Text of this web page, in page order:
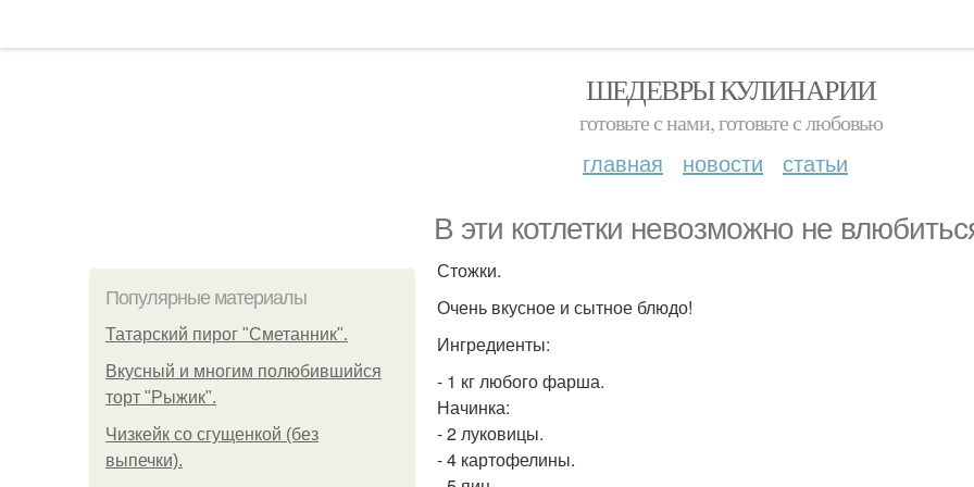
ШЕДЕВРЫ КУЛИНАРИИ
готовьте с нами, готовьте с любовью
главная новости статьи
В эти котлетки невозможно не
Популярные материалы
Татарский пирог "Сметанник".
Вкусный и многим полюбившийся
торт "Рыжик".
Чизкейк со сгущенкой (без
выпечки).
Стожки.
Очень вкусное и сытное блюдо!
Ингредиенты:
- 1 кг любого фарша.
Начинка:
- 2 луковицы.
- 4 картофелины.